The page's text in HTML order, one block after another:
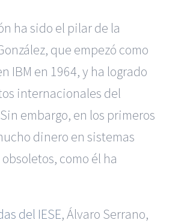
ha sido el pilar de la
que empezó como
IBM en 1964, y ha logrado
internacionales del
embargo, en los primeros
dinero en sistemas
como él ha
del IESE, Álvaro Serrano,